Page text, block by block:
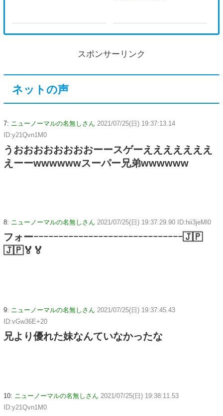
スポンサーリンク
ネットの声
7: ニューノーマルの名無しさん 2021/07/25(日) 19:37:13.14
ID:y21Qvn1M0
うおおおおおおおおーースゲーえええええええ
えーーwwwwwwスーパー兄弟wwwwww
8: ニューノーマルの名無しさん 2021/07/25(日) 19:37:29.90 ID:hii3jeMl0
フォーｰｰｰｰｰｰｰｰｰｰｰｰｰｰｰｰｰｰｰｰｰｰｰｰｰｰｰｰｰｰ🇯🇵
🇯🇵🏅🏅
9: ニューノーマルの名無しさん 2021/07/25(日) 19:37:45.43
ID:vGw36E+20
兄より優れた妹なんていなかったな
10: ニューノーマルの名無しさん 2021/07/25(日) 19:38:11.53
ID:y21Qvn1M0